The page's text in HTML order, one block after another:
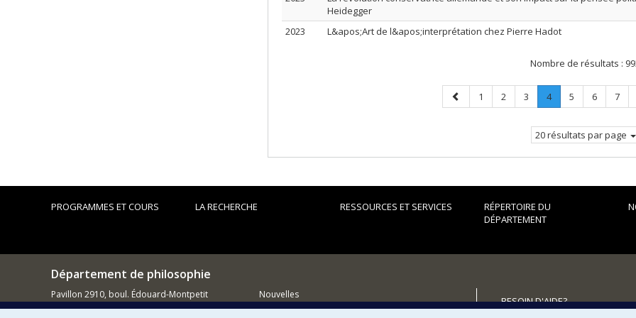
Heidegger
2023 L&apos;Art de l&apos;interprétation chez Pierre Hadot
Nombre de résultats :
Page
précédente
Page
1 Page
2 Page
3 Page
4.
Page
Page
5 Page
6 Page
7
20 résultats par page
PROGRAMMES ET COURS LA RECHERCHE RESSOURCES ET SERVICES
RÉPERTOIRE DU
DÉPARTEMENT
Département de philosophie
Pavillon 2910, boul. Édouard-Montpetit
Nouvelles
BESOIN D'AIDE?